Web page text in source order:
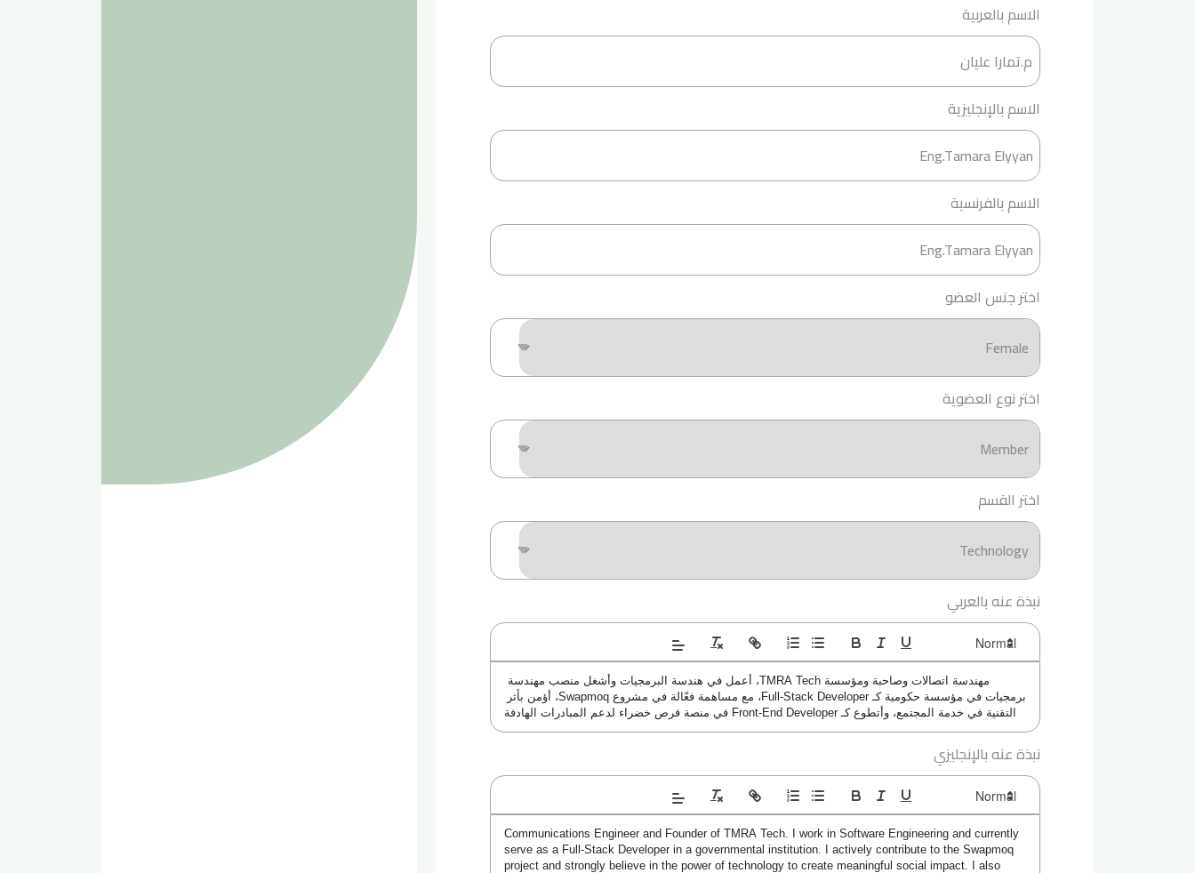
الاسم بالعربية
الاسم بالإنجليزية
الاسم بالفرنسية
اختر جنس العضو
اختر نوع العضوية
اختر القسم
نبذة عنه بالعربي
التقنية في خدمة المجتمع، وأتطوع كـ Front-End Developer في منصة فرص خضراء لدعم المبادرات الهادفة
نبذة عنه بالإنجليزي
Communications Engineer and Founder of TMRA Tech. I work in Software Engineering and currently
serve as a Full-Stack Developer in a governmental institution. I actively contribute to the Swapmoq
project and strongly believe in the power of technology to create meaningful social impact. I also